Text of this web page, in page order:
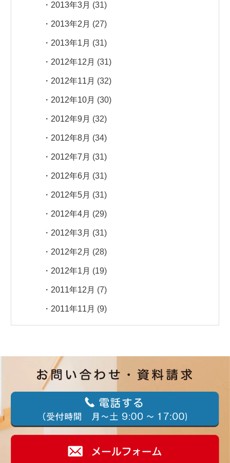
2013年3月 (31)
2013年2月 (27)
2013年1月 (31)
2012年12月 (31)
2012年11月 (32)
2012年10月 (30)
2012年9月 (32)
2012年8月 (34)
2012年7月 (31)
2012年6月 (31)
2012年5月 (31)
2012年4月 (29)
2012年3月 (31)
2012年2月 (28)
2012年1月 (19)
2011年12月 (7)
2011年11月 (9)